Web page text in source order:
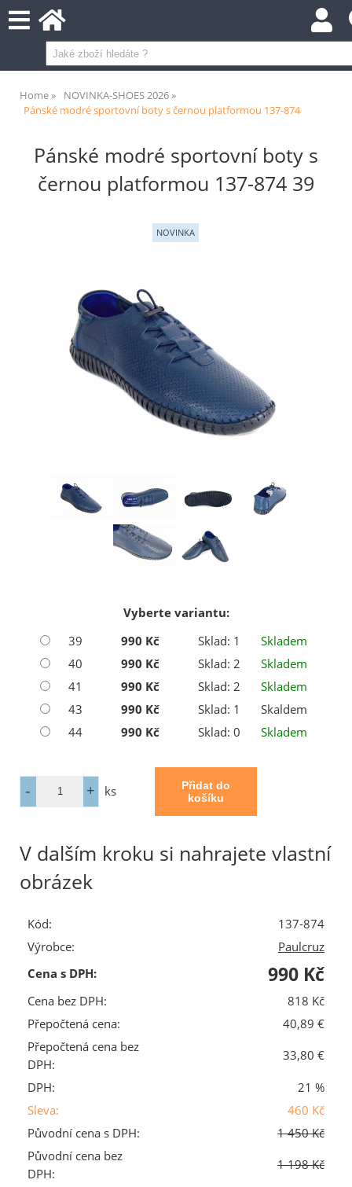
Home
NOVINKA-SHOES 2026
Pánské modré sportovní boty s černou platformou 137-874
Pánské modré sportovní boty s
černou platformou 137-874 39
Vyberte variantu:
39
990 Kč Sklad: 1
Skladem
40
990 Kč Sklad: 2
Skladem
41
990 Kč Sklad: 2
Skladem
43
990 Kč Sklad: 1
Skaldem
44
990 Kč Sklad: 0 Skladem
ks
V dalším kroku si nahrajete vlastní
obrázek
Kód:
137-874
Výrobce:
Paulcruz
Cena s DPH:
990 Kč
Cena bez DPH:
818 Kč
Přepočtená cena:
40,89 €
Přepočtená cena bez
DPH:
33,80 €
DPH:
21 %
Sleva:
460 Kč
Původní cena s DPH:
1 450 Kč
Původní cena bez
DPH:
1 198 Kč